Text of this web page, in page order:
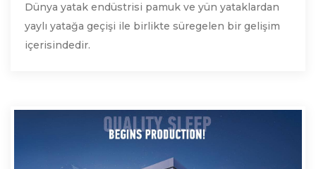
Dünya yatak endüstrisi pamuk ve yün yataklardan
yaylı yatağa geçişi ile birlikte süregelen bir gelişim
içerisindedir.